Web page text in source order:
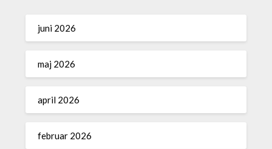
juni 2026
maj 2026
april 2026
februar 2026